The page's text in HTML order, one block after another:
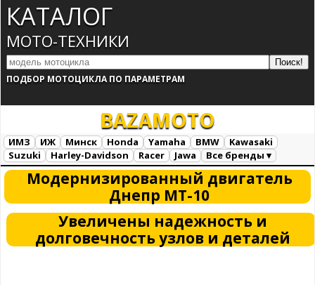
КАТАЛОГ
МОТО-ТЕХНИКИ
ПОДБОР МОТОЦИКЛА ПО ПАРАМЕТРАМ
BAZAMOTO
ИМЗ ИЖ Минск Honda Yamaha BMW
Kawasaki
Suzuki
Harley-Davidson Racer Jawa
Все бренды ▾
Все марки
Загрузка...
Модернизированный двигатель
Днепр МТ-10
Увеличены надежность и
долговечность узлов и деталей